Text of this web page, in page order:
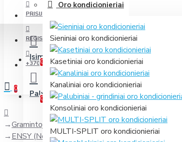
Įsimintini Jūsų prekių sąrašas
0
PalygintiPrekių palyginimas
0
Oro kondicionieriai
Sieniniai oro kondicionieriai
Kasetiniai oro kondicionieriai
Kanaliniai oro kondicionieriai
Konsoliniai oro kondicionieriai
MULTI-SPLIT oro kondicionieriai
PRISIJUNGTI
REGISTRUOTIS
+370 631 61866
0
Gramintojas
ENSY (Norvegija)